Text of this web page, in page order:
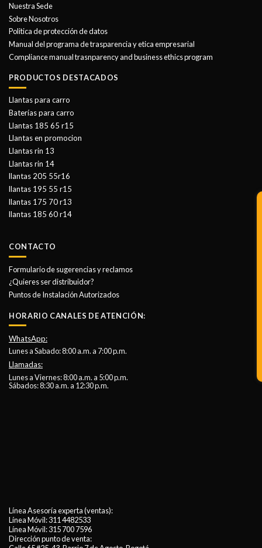
Nuestra Sede
Sobre Nosotros
Politica de protección de datos
Manual del programa de trasparencia y etica empresarial
Compliance manual trasnparency and business ethics program
PRODUCTOS DESTACADOS
Llantas para carro
Baterías para carro
Llantas 185 65 r15
Llantas en promocion
Llantas rin 13
Llantas rin 14
llantas 205 55r16
llantas 195 55 r15
llantas 175 70 r13
llantas 185 60 r14
CONTACTO
Formulario de sugerencias y reclamos
¿Quieres ser distribuidor?
Puntos de Instalación Autorizados
HORARIO CANALES DE ATENCIÓN:
WhatsApp:
Lunes a Sabado: 8:00 a.m. a 7:00 p.m.
Llamadas:
Lunes a Viernes: 8:00 a.m. a 5:00 p.m.
Sábados: 8:30 a.m. a 12:30 p.m.
Línea Asesoría experta (ventas):
Línea Móvil:311 4482533
Línea Móvil:315 700 7596
Dirección punto de venta: